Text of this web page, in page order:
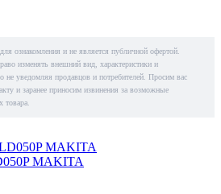
ознакомления и не является публичной офертой.
изменять внешний вид, характеристики и
не уведомляя продавцов и потребителей. Просим вас
и заранее приносим извинения за возможные
товара.
MAKITA